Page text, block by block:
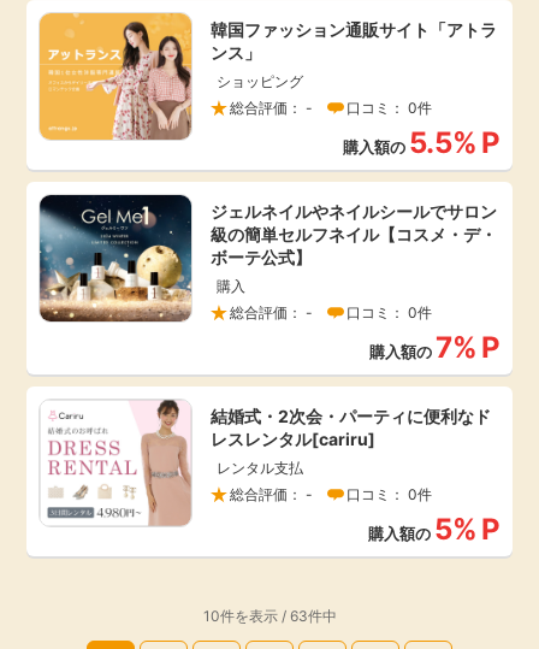
韓国ファッション通販サイト「アトラ
ンス」
ショッピング
総合評価： -
口コミ： 0件
購入額の 5.5% P
ジェルネイルやネイルシールでサロン
級の簡単セルフネイル【コスメ・デ・
ボーテ公式】
購入
総合評価： -
口コミ： 0件
購入額の 7% P
結婚式・2次会・パーティに便利なド
レスレンタル[cariru]
レンタル支払
総合評価： -
口コミ： 0件
購入額の 5% P
10件を表示 / 63件中